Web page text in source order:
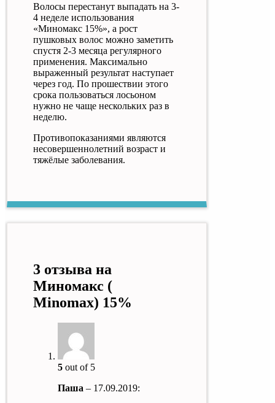
Волосы перестанут выпадать на 3-
4 неделе использования
«Миномакс 15%», а рост
пушковых волос можно заметить
спустя 2-3 месяца регулярного
применения. Максимально
выраженный результат наступает
через год. По прошествии этого
срока пользоваться лосьоном
нужно не чаще нескольких раз в
неделю.
Противопоказаниями являются
несовершеннолетний возраст и
тяжёлые заболевания.
3 отзыва на
Миномакс (
Minomax) 15%
5 out of 5
Паша – 17.09.2019: